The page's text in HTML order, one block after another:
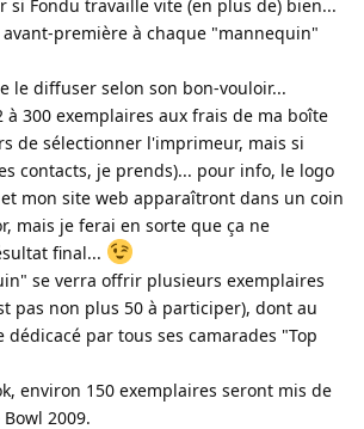
si Fondu travaille vite (en plus de) bien...
première à chaque "mannequin"
le diffuser selon son bon-vouloir...
à 300 exemplaires aux frais de ma boîte
de sélectionner l'imprimeur, mais si
contacts, je prends)... pour info, le logo
mon site web apparaîtront dans un coin
mais je ferai en sorte que ça ne
final...
se verra offrir plusieurs exemplaires
pas non plus 50 à participer), dont au
dédicacé par tous ses camarades "Top
environ 150 exemplaires seront mis de
2009.